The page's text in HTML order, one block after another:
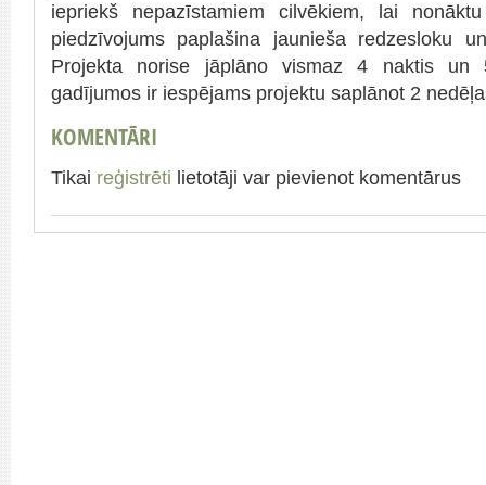
iepriekš nepazīstamiem cilvēkiem, lai
piedzīvojums paplašina jaunieša redzesloku
Projekta norise jāplāno vismaz 4 naktis un
gadījumos ir iespējams projektu saplānot 2
KOMENTĀRI
Tikai reģistrēti lietotāji var pievienot komentārus